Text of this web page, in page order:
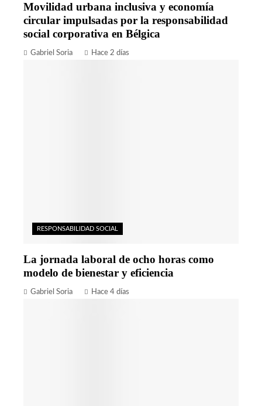
Movilidad urbana inclusiva y economía
circular impulsadas por la responsabilidad
social corporativa en Bélgica
Gabriel Soria Hace 2 días
RESPONSABILIDAD SOCIAL
La jornada laboral de ocho horas como
modelo de bienestar y eficiencia
Gabriel Soria Hace 4 días